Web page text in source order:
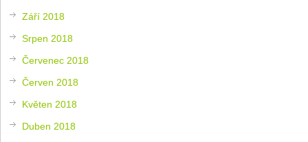
Září 2018
Srpen 2018
Červenec 2018
Červen 2018
Květen 2018
Duben 2018